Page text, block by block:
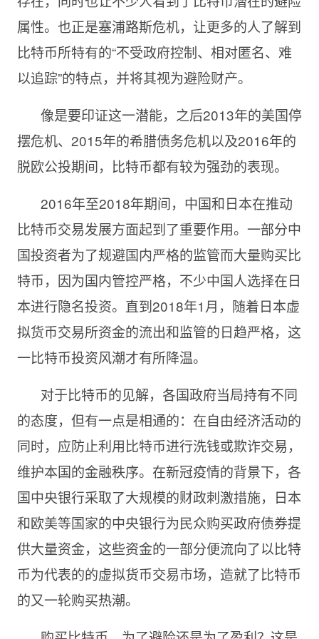
属性。也正是塞浦路斯危机，让更多的人了解到
比特币所特有的“不受政府控制、相对匿名、难
以追踪”的特点，并将其视为避险财产。
像是要印证这一潜能，之后2013年的美国停
摆危机、2015年的希腊债务危机以及2016年的
脱欧公投期间，比特币都有较为强劲的表现。
2016年至2018年期间，中国和日本在推动
比特币交易发展方面起到了重要作用。一部分中
国投资者为了规避国内严格的监管而大量购买比
特币，因为国内管控严格，不少中国人选择在日
本进行隐名投资。直到2018年1月，随着日本虚
拟货币交易所资金的流出和监管的日趋严格，这
一比特币投资风潮才有所降温。
对于比特币的见解，各国政府当局持有不同
的态度，但有一点是相通的：在自由经济活动的
同时，应防止利用比特币进行洗钱或欺诈交易，
维护本国的金融秩序。在新冠疫情的背景下，各
国中央银行采取了大规模的财政刺激措施，日本
和欧美等国家的中央银行为民众购买政府债券提
供大量资金，这些资金的一部分便流向了以比特
币为代表的的虚拟货币交易市场，造就了比特币
的又一轮购买热潮。